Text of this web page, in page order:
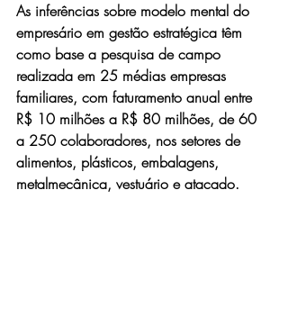
As inferências sobre modelo mental do
empresário em gestão estratégica têm
como base a pesquisa de campo
realizada em 25 médias empresas
familiares, com faturamento anual entre
R$ 10 milhões a R$ 80 milhões, de 60
a 250 colaboradores, nos setores de
alimentos, plásticos, embalagens,
metalmecânica, vestuário e atacado.